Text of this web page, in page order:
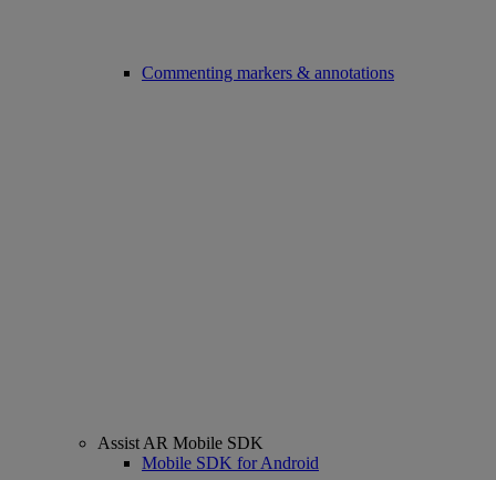
Commenting markers & annotations
Assist AR Mobile SDK
Mobile SDK for Android